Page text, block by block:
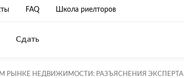
FAQ Школа риелторов
Сдать
РЫНКЕ НЕДВИЖИМОСТИ: РАЗЪЯСНЕНИЯ ЭКСПЕРТА